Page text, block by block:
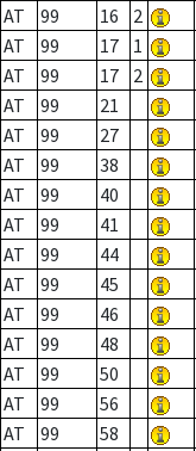
AT
99 16 2
AT
99 17 1
AT
99 17 2
AT
99 21
AT
99 27
AT
99 38
AT
99 40
AT
99 41
AT
99 44
AT
99 45
AT
99 46
AT
99 48
AT
99 50
AT
99 56
AT
99 58